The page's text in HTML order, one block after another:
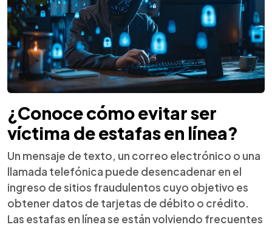
¿Conoce cómo evitar ser
víctima de estafas en línea?
Un mensaje de texto, un correo electrónico o una
llamada telefónica puede desencadenar en el
ingreso de sitios fraudulentos cuyo objetivo es
obtener datos de tarjetas de débito o crédito.
Las estafas en línea se están volviendo frecuentes